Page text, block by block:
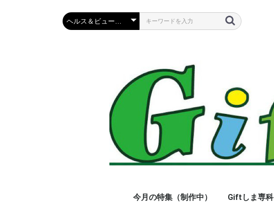
今月の特集（制作中） Giftしま専科